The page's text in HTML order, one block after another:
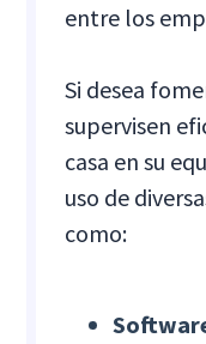
entre los
Si desea
supervisen
casa en su
uso de
como: